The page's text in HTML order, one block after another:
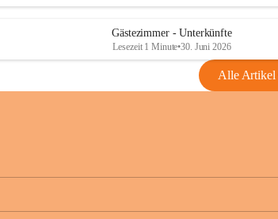
Gästezimmer - Unterkünfte
Lesezeit 1 Minute•30. Juni 2026
Alle Artikel